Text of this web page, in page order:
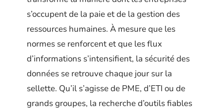
s’occupent de la paie et de la gestion des
ressources humaines. À mesure que les
normes se renforcent et que les flux
d’informations s’intensifient, la sécurité des
données se retrouve chaque jour sur la
sellette. Qu’il s’agisse de PME, d’ETI ou de
grands groupes, la recherche d’outils fiables